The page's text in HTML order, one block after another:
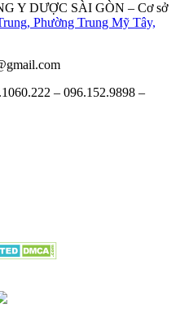
– Cơ sở
Phường Trung Mỹ Tây,
– 096.152.9898 –